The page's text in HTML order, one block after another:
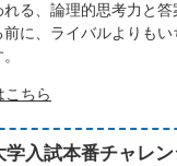
る、論理的思考力と答
に、ライバルよりも
こちら
入試本番チャレン